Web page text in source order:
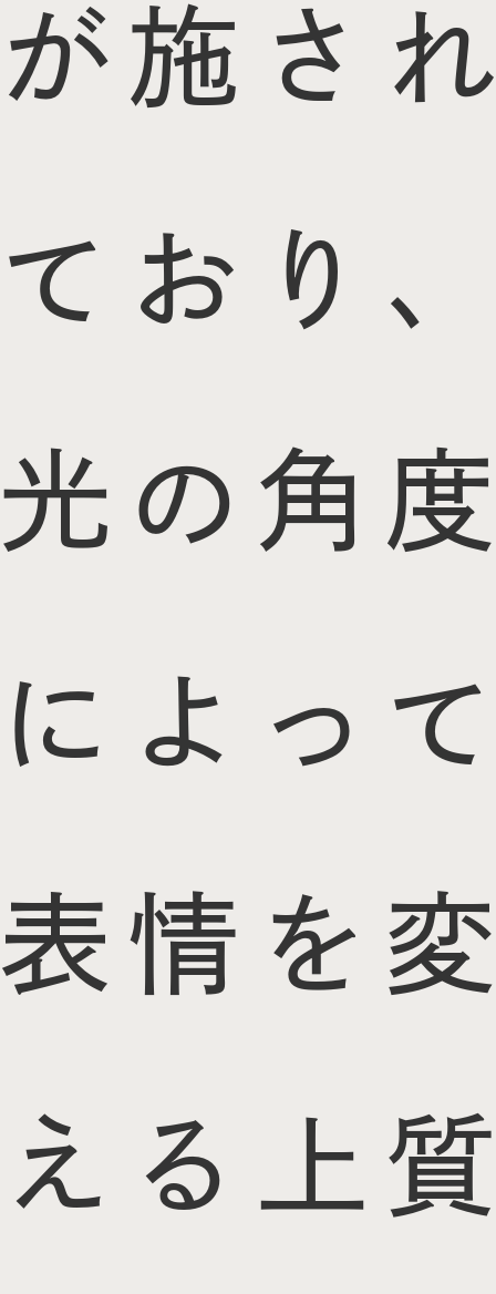
が施され
ており、
光の角度
によって
表情を変
える上質